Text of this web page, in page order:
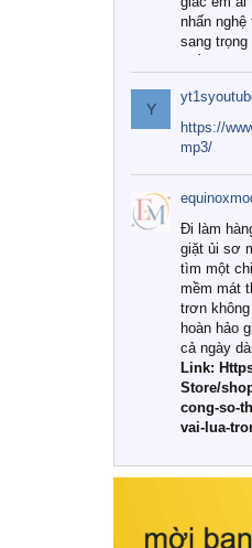
nhấn nghệ
sang
Tuy nhiên,
với vô vàn
như hiện
được
cấp thực
khí hậu và
đình? Hãy
giải đáp
1. Tại
chuộng
Khác với
thường,
cao cấp
nghiêm
liệu tự
nhuộm
này, bạn
hồi chuẩn
Y
https://
mp3/
Đi làm
giặt ủi sơ
tìm một
mềm mát
trơn
hoàn hảo
cả ngày
Link:
Store/
cong-so-
vai-lua-